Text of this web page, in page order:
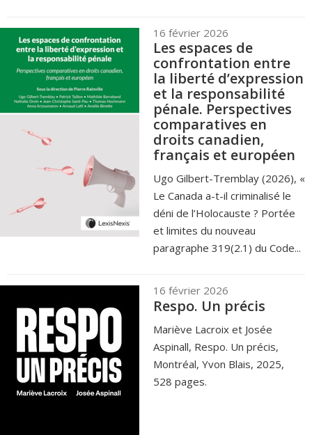
16 février 2026
Les espaces de
confrontation entre
la liberté d’expression
et la responsabilité
pénale. Perspectives
comparatives en
droits canadien,
français et européen
Ugo Gilbert-Tremblay (2026), «
Le Canada a-t-il criminalisé le
déni de l’Holocauste ? Portée
et limites du nouveau
paragraphe 319(2.1) du Code...
16 février 2026
Respo. Un précis
Mariève Lacroix et Josée
Aspinall, Respo. Un précis,
Montréal, Yvon Blais, 2025,
528 pages.